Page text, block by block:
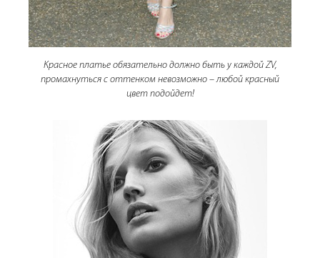
Красное платье обязательно должно быть у каждой ZV,
промахнуться с оттенком невозможно – любой красный
цвет подойдет!